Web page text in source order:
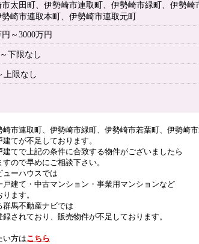
太田町、伊勢崎市連取町、伊勢崎市緑町、伊勢崎
崎市連取本町、伊勢崎市連取元町
円～3000万円
～下限なし
上限なし
市連取町、伊勢崎市緑町、伊勢崎市若葉町、伊勢崎
てが不足しております。
てで上記の条件に合致する物件がございましたら
ので早めにご相談下さい。
ューハウスでは
建て・中古マンション・事業用マンションなど
ます。
群馬不動産ナビでは
されており、販売物件が不足しております。
い方はこちら